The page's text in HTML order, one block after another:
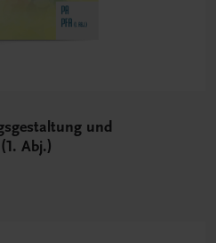
und
Abj.)